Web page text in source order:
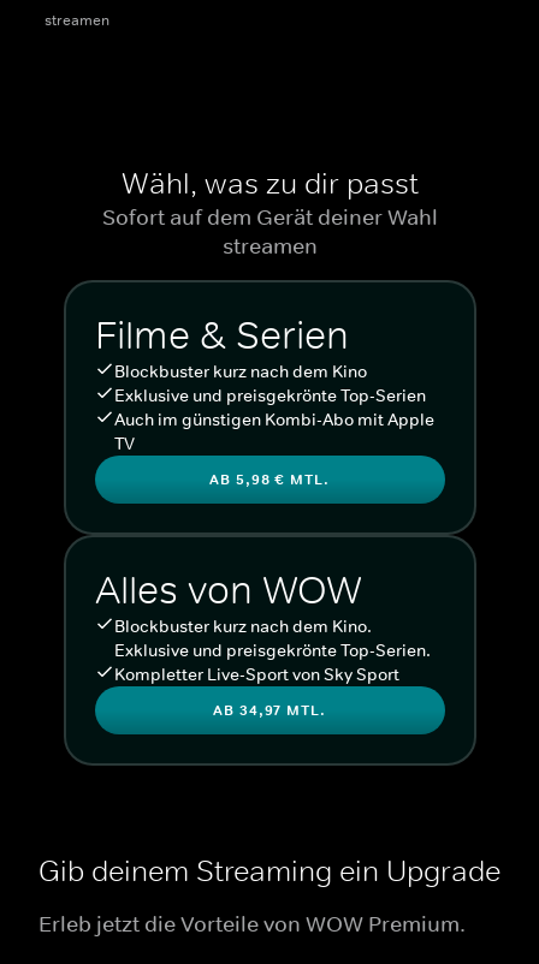
streamen
Wähl, was zu dir passt
Sofort auf dem Gerät deiner Wahl
streamen
Filme & Serien
Blockbuster kurz nach dem Kino
Exklusive und preisgekrönte Top-Serien
Auch im günstigen Kombi-Abo mit Apple
TV
AB 5,98 € MTL.
Alles von WOW
Blockbuster kurz nach dem Kino.
Exklusive und preisgekrönte Top-Serien.
Kompletter Live-Sport von Sky Sport
AB 34,97 MTL.
Gib deinem Streaming ein Upgrade
Erleb jetzt die Vorteile von WOW Premium.